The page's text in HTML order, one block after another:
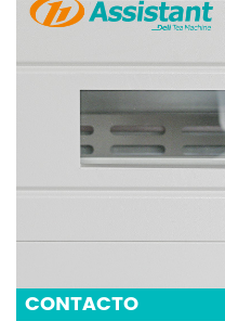
CONTACTO